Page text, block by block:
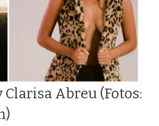
Abreu (Fotos: